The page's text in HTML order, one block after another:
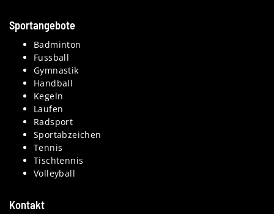
Sportangebote
Badminton
Fussball
Gymnastik
Handball
Kegeln
Laufen
Radsport
Sportabzeichen
Tennis
Tischtennis
Volleyball
Kontakt